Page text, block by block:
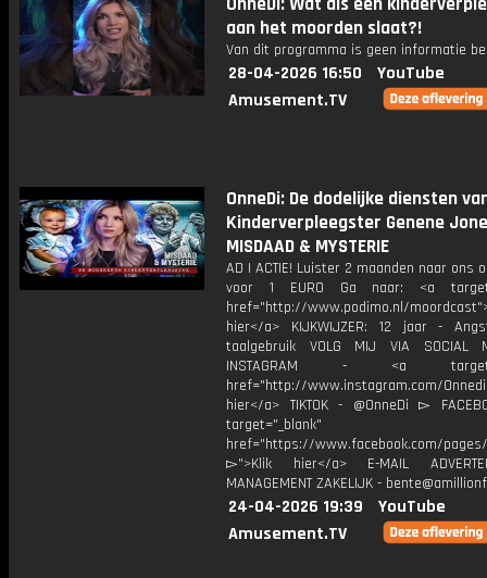
aan het moorden slaat?!
Van dit programma is geen informatie
28-04-2026 16:50
YouTube
Amusement.TV
OnneDi: De dodelijke diensten
Kinderverpleegster Genene
MISDAAD & MYSTERIE
AD | ACTIE! Luister 2 maanden naar ons
voor 1 EURO Ga naar: <a
href="http://www.podimo.nl/
hier</a> KIJKWIJZER: 12 jaar -
taalgebruik VOLG MIJ VIA SOCIAL
INSTAGRAM - <a
href="http://www.instagram.com/
hier</a> TIKTOK - @OnneDi ▻
target="_blank"
href="https://www.facebook.com/pages/
▻">Klik hier</a> E-MAIL
MANAGEMENT ZAKELIJK -
24-04-2026 19:39
YouTube
Amusement.TV